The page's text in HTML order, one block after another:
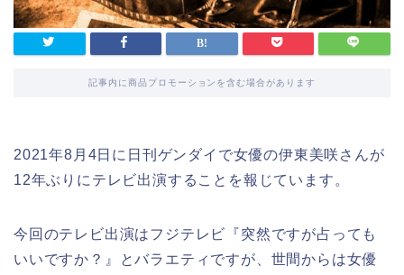
記事内に商品プロモーションを含む場合があります
2021年8月4日に日刊ゲンダイで女優の伊東美咲さんが
12年ぶりにテレビ出演することを報じて います。
今回のテレビ出演はフジテレビ『突然ですが占っても
いいですか？』とバラエティですが、世間からは女優